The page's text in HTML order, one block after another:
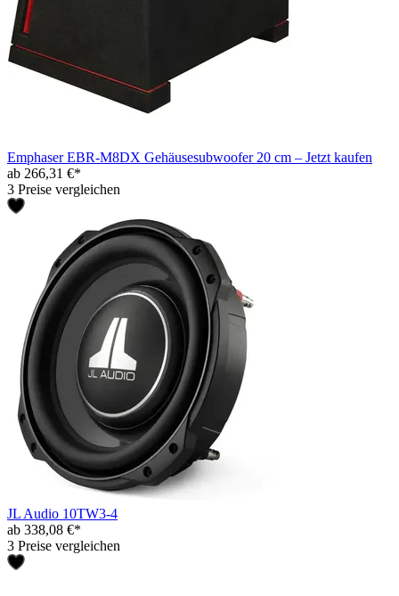
Emphaser EBR-M8DX Gehäusesubwoofer 20 cm – Jetzt kaufen
ab 266,31 €*
3 Preise vergleichen
JL Audio 10TW3-4
ab 338,08 €*
3 Preise vergleichen